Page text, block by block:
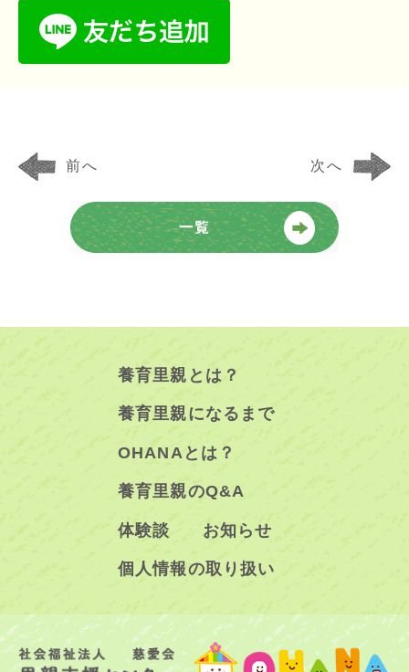
前へ 次へ
養育里親とは？
養育里親になるまで
OHANAとは？
養育里親のQ&A
体験談 お知らせ
個人情報の取り扱い